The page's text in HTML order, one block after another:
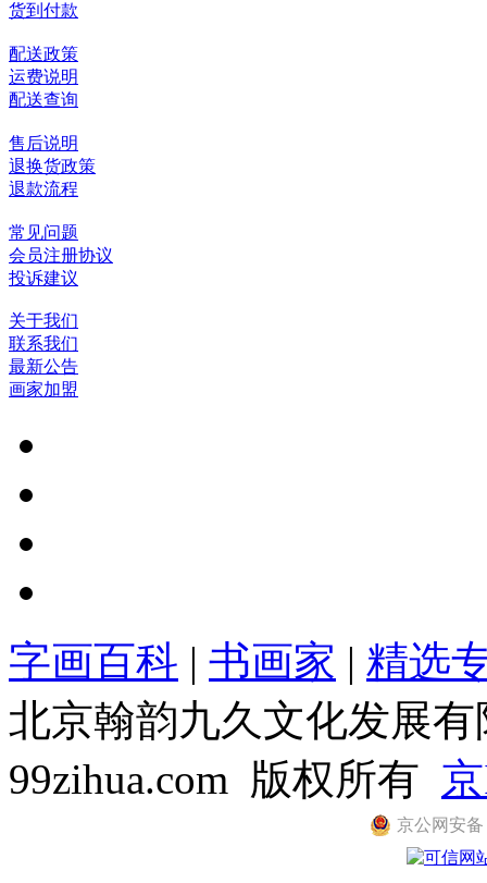
货到付款
配送政策
运费说明
配送查询
售后说明
退换货政策
退款流程
常见问题
会员注册协议
投诉建议
关于我们
联系我们
最新公告
画家加盟
字画百科 | 书画家 | 精选
北京翰韵九久文化发展
99zihua.com 版权所有
京公网安备